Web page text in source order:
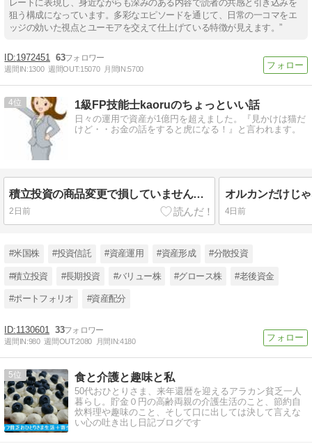
レートに表現し、身近ながらも深みのある内容で読者の共感と引き込みを
狙う構成になっています。多彩なエピソードを通じて、日常の一コマをエ
ッジの効いた視点とユーモアを交えて仕上げている特徴が見えます。”
1972451 63
週間IN:1300 週間OUT:15070 月間IN:5700
4 1級FP技能士kaoruのちょっといい話
日々の運用で資産が1億円を超えました。『見かけは猫だ
けど・・お金の話をすると虎になる！』と言われます。
積立投資の商品変更で損していませんか？「全額再投資」の重要性
2日前 4日前
#米国株 #投資信託 #資産運用 #資産形成 #分散投資
#積立投資 #長期投資 #バリュー株 #グロース株 #老後資金
#ポートフォリオ #資産配分
1130601 33
週間IN:980 週間OUT:2080 月間IN:4180
5 食と介護と趣味と私
50代おひとりさま、来年還暦を迎えるアラカン貧乏一人
暮らし。貯金０円の高齢両親の介護生活のこと、節約自
炊料理や趣味のこと、そして口に出しては決して言えな
い心の吐き出し日記ブログです